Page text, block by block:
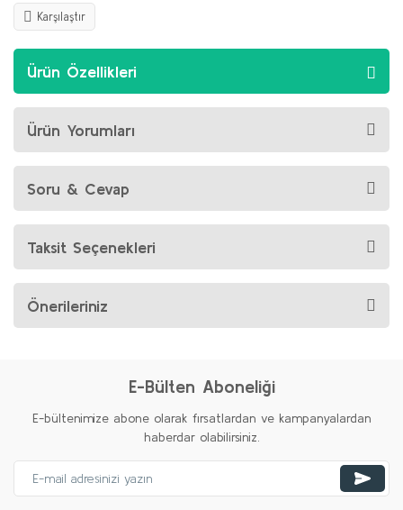
Karşılaştır
Ürün Özellikleri
Ürün Yorumları
Soru & Cevap
Taksit Seçenekleri
Önerileriniz
E-Bülten Aboneliği
E-bültenimize abone olarak fırsatlardan ve kampanyalardan
haberdar olabilirsiniz.